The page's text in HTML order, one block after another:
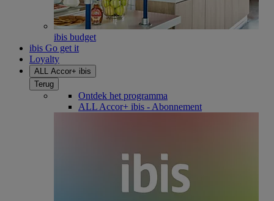
ibis budget
ibis Go get it
Loyalty
ALL Accor+ ibis
Terug
Ontdek het programma
ALL Accor+ ibis - Abonnement